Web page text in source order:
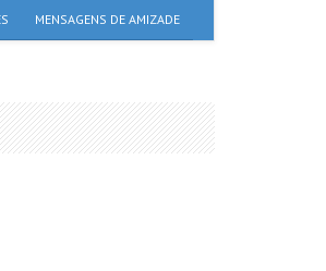
MENSAGENS DE AMIZADE